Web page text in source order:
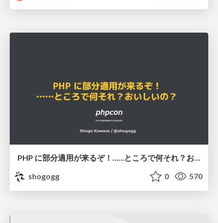
PHP に部分適用が来るぞ！……ところで何それ？おいしいの？ #phpcon / phpcon-2026
shogogg
0 570